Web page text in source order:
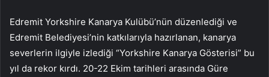
Edremit Yorkshire Kanarya Kulübü’nün düzenlediği ve
Edremit Belediyesi’nin katkılarıyla hazırlanan, kanarya
severlerin ilgiyle izlediği “Yorkshire Kanarya Gösterisi” bu
yıl da rekor kırdı. 20-22 Ekim tarihleri ​​arasında Güre